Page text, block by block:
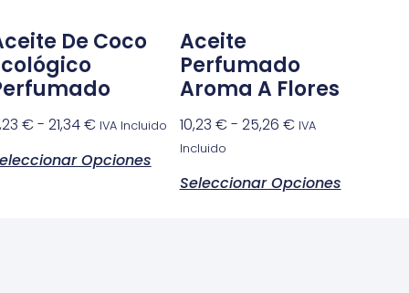
De Coco
€- 21,34€ IVA Incluido
Opciones
Aceite
Perfumado
Aroma A Flores
10,23 €- 25,26 € IVA
Incluido
Seleccionar Opciones